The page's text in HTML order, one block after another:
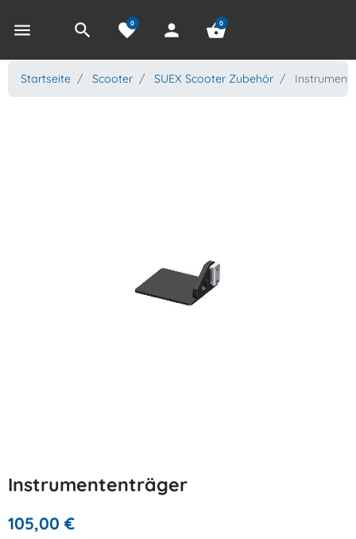
menu search favorite
0 person shopping_basket
0
Startseite Scooter SUEX Scooter Zubehör
Instrumententräger
105,00 €